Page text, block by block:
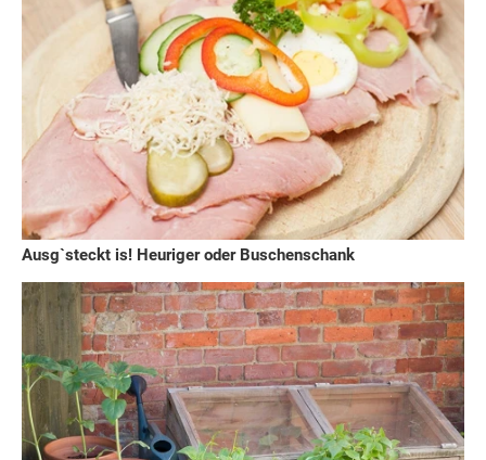
Ausg`steckt is! Heuriger oder Buschenschank